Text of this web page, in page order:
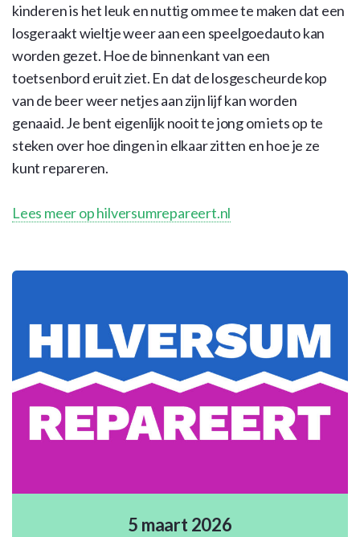
kinderen is het leuk en nuttig om mee te maken dat een
losgeraakt wieltje weer aan een speelgoedauto kan
worden gezet. Hoe de binnenkant van een
toetsenbord eruit ziet. En dat de losgescheurde kop
van de beer weer netjes aan zijn lijf kan worden
genaaid. Je bent eigenlijk nooit te jong om iets op te
steken over hoe dingen in elkaar zitten en hoe je ze
kunt repareren.
Lees meer op hilversumrepareert.nl
5 maart 2026